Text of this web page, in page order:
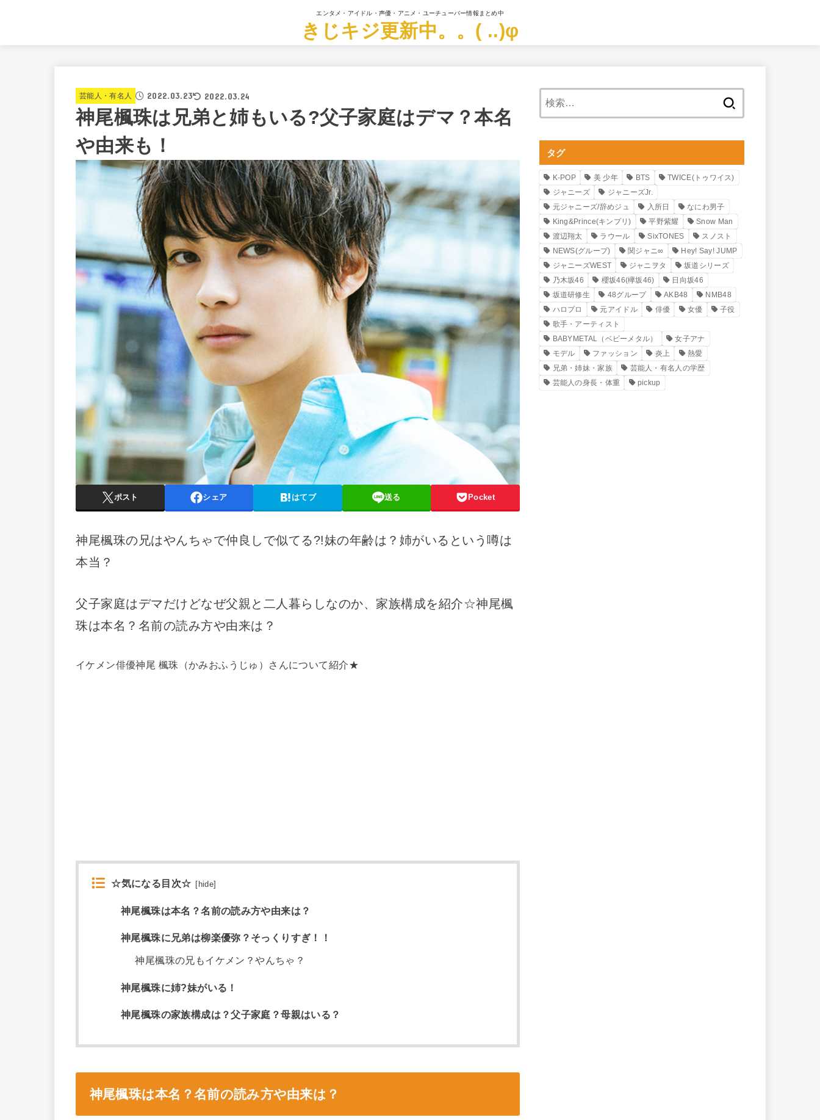
エンタメ・アイドル・声優・アニメ・ユーチューバー情報まとめ中
きじキジ更新中。。( ..)φ
芸能人・有名人 2022.03.23 2022.03.24
神尾楓珠は兄弟と姉もいる?父子家庭はデマ？本名
や由来も！
ポスト シェア はてブ 送る Pocket
神尾楓珠の兄はやんちゃで仲良しで似てる?!妹の年齢は？姉がいるという噂は
本当？
父子家庭はデマだけどなぜ父親と二人暮らしなのか、家族構成を紹介☆神尾楓
珠は本名？名前の読み方や由来は？
イケメン俳優神尾 楓珠（かみおふうじゅ）さんについて紹介★
☆気になる目次☆ hide
神尾楓珠は本名？名前の読み方や由来は？
神尾楓珠に兄弟は柳楽優弥？そっくりすぎ！！
神尾楓珠の兄もイケメン？やんちゃ？
神尾楓珠に姉?妹がいる！
神尾楓珠の家族構成は？父子家庭？母親はいる？
神尾楓珠は本名？名前の読み方や由来は？
タグ
K-POP 美 少年 BTS
TWICE(トゥワイス)
ジャニーズ
ジャニーズJr.
元ジャニーズ/辞めジュ
入所日
なにわ男子
King&Prince(キンプリ)
平野紫耀
Snow Man
渡辺翔太
ラウール SixTONES
スノスト
NEWS(グループ)
関ジャニ∞
Hey! Say! JUMP
ジャニーズWEST
ジャニヲタ
坂道シリーズ
乃木坂46
櫻坂46(欅坂46)
日向坂46
坂道研修生
48グループ AKB48
NMB48
ハロプロ
元アイドル 俳優 女優
子役
歌手・アーティスト
BABYMETAL（ベビーメタル）
女子アナ
モデル
ファッション 炎上
熱愛
兄弟・姉妹・家族
芸能人・有名人の学歴
芸能人の身長・体重
pickup